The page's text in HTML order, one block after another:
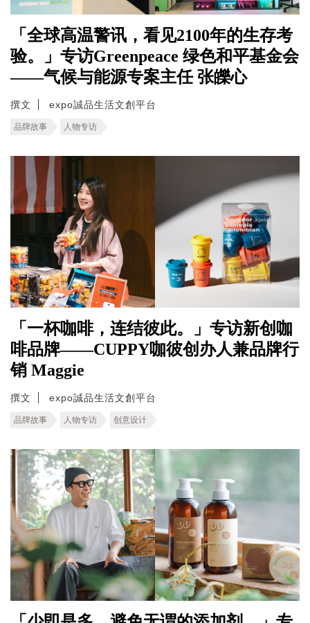
「全球高温警讯，看见2100年的生存考
验。」专访Greenpeace 绿色和平基金会
——气候与能源专案主任 张皪心
撰文 expo誠品生活文創平台
品牌故事 人物专访
「一杯咖啡，连结彼此。」专访新创咖
啡品牌——CUPPY咖彼创办人兼品牌行
销 Maggie
撰文 expo誠品生活文創平台
品牌故事 人物专访 创意设计